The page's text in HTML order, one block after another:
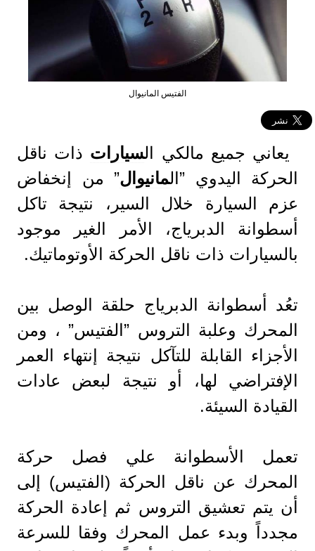
الفتيس المانيوال
يعاني جميع مالكي السيارات ذات ناقل
الحركة اليدوي ”المانيوال” من إنخفاض
عزم السيارة خلال السير، نتيجة تاكل
أسطوانة الدبرياج، الأمر الغير موجود
بالسيارات ذات ناقل الحركة الأوتوماتيك.
تعُد أسطوانة الدبرياج حلقة الوصل بين
المحرك وعلبة التروس ”الفتيس” ، ومن
الأجزاء القابلة للتآكل نتيجة إنتهاء العمر
الإفتراضي لها، أو نتيجة لبعض عادات
القيادة السيئة.
تعمل الأسطوانة علي فصل حركة
المحرك عن ناقل الحركة (الفتيس) إلى
أن يتم تعشيق التروس ثم إعادة الحركة
مجدداً وبدء عمل المحرك وفقا للسرعة